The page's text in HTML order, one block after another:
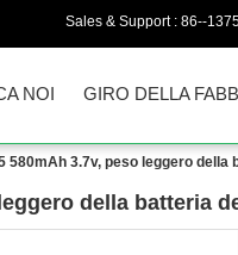
Sales & Support : 86--
NOI GIRO DELLA
3.7v, peso leggero della
della batteria